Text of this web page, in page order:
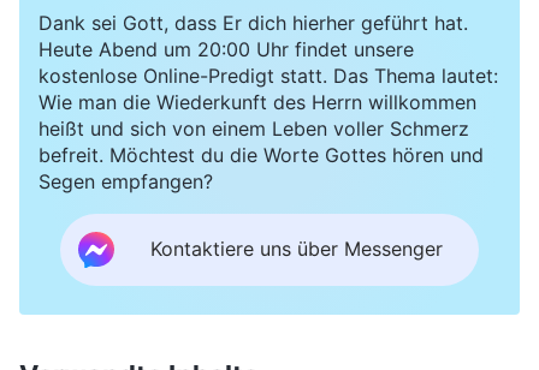
den aktuellen Zustand der Teilnehmer und
beobachtete, ob sie bei ihrer Pflicht eine Last
trugen oder ihre Pflicht nur pro forma taten. Ich
habe mir nicht die Mühe gemacht, die Probleme
und Schwierigkeiten im Zusammenhang mit der
besprechen, weil ich dachte, dass der
Gruppenleiter das schon hinbekommen würde
und ich die Probleme von den Personen lösen
lassen könnte, die über die entsprechenden
Dank sei Gott, dass Er dich hierher geführt hat.
Heute Abend um 20:00 Uhr findet unsere
kostenlose Online-Predigt statt. Das Thema lautet:
Wie man die Wiederkunft des Herrn willkommen
heißt und sich von einem Leben voller Schmerz
befreit. Möchtest du die Worte Gottes hören und
Segen empfangen?
Kontaktiere uns über Messenger